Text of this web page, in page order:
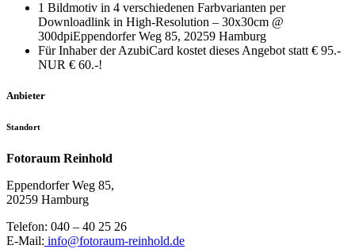
1 Bildmotiv in 4 verschiedenen Farbvarianten per
Downloadlink in High-Resolution – 30x30cm @
300dpiEppendorfer Weg 85, 20259 Hamburg
Für Inhaber der AzubiCard kostet dieses Angebot statt € 95.-
NUR € 60.-!
Anbieter
Standort
Fotoraum Reinhold
Eppendorfer Weg 85,
20259 Hamburg
Telefon: 040 – 40 25 26
E-Mail: info@fotoraum-reinhold.de